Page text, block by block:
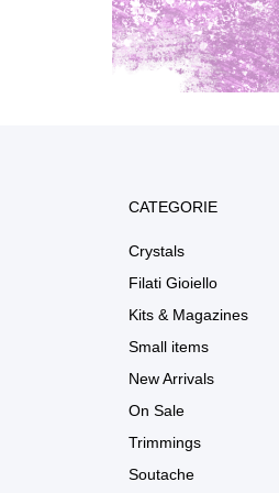
CATEGORIE
Crystals
Filati Gioiello
Kits & Magazines
Small items
New Arrivals
On Sale
Trimmings
Soutache